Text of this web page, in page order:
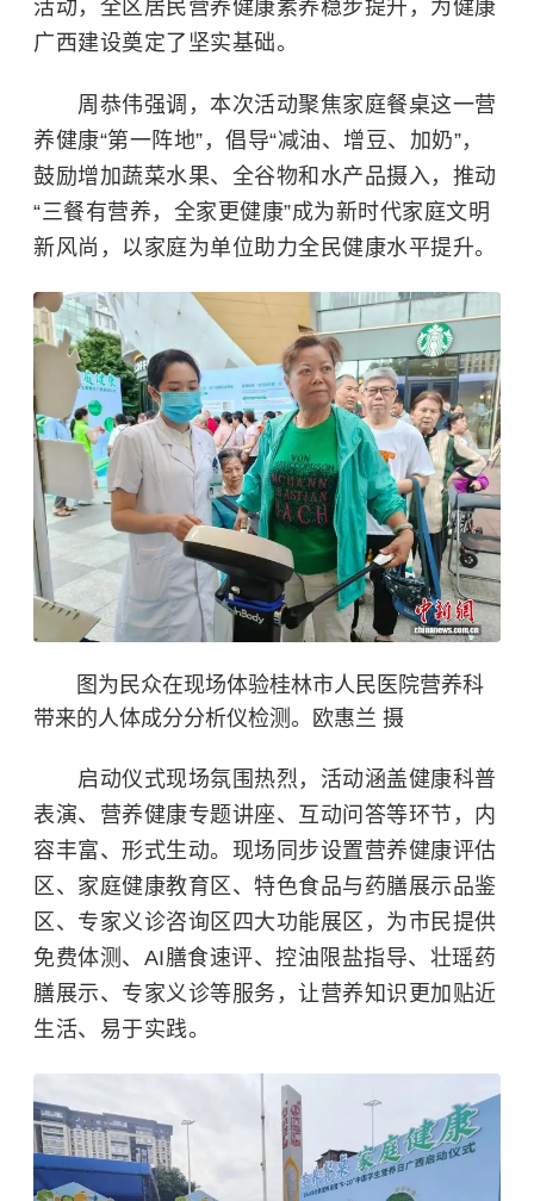
活动，全区居民营养健康素养稳步提升，为健康
广西建设奠定了坚实基础。
周恭伟强调，本次活动聚焦家庭餐桌这一营
养健康“第一阵地”，倡导“减油、增豆、加奶”，
鼓励增加蔬菜水果、全谷物和水产品摄入，推动
“三餐有营养，全家更健康”成为新时代家庭文明
新风尚，以家庭为单位助力全民健康水平提升。
图为民众在现场体验桂林市人民医院营养科
带来的人体成分分析仪检测。欧惠兰 摄
启动仪式现场氛围热烈，活动涵盖健康科普
表演、营养健康专题讲座、互动问答等环节，内
容丰富、形式生动。现场同步设置营养健康评估
区、家庭健康教育区、特色食品与药膳展示品鉴
区、专家义诊咨询区四大功能展区，为市民提供
免费体测、AI膳食速评、控油限盐指导、壮瑶药
膳展示、专家义诊等服务，让营养知识更加贴近
生活、易于实践。